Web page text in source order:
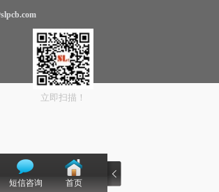
立即扫描！
短信咨询 首页